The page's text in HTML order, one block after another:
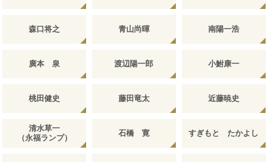
森口将之 青山尚暉 南陽一浩
廣本 泉 渡辺陽一郎 小鮒康一
桃田健史 藤田竜太 近藤暁史
清水草一
（永福ランプ）
石橋 寛 すぎもと たかよし